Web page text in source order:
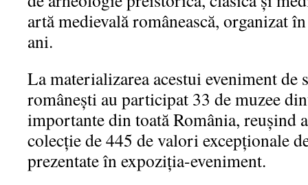
artă medievală românească, organizat
ani.
La materializarea acestui eveniment de
românești au participat 33 de muzee
importante din toată România, reușind
colecție de 445 de valori excepționale
prezentate în expoziția-eveniment.